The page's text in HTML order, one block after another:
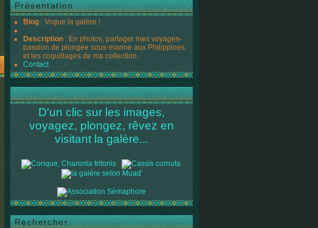
Présentation
Blog : Vogue la galère !
Description : En photos, partager mes voyages-
passion de plongée sous-marine aux Philippines
et les coquillages de ma collection.
Contact
D'un clic sur les images,
voyagez, plongez, rêvez en
visitant la galère...
Rechercher